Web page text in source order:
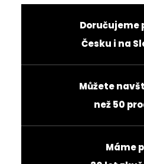
Doručujeme
Česku i na
Můžete
než 50
Máme